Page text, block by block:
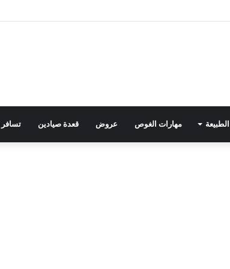
التحرير في وفاة والد زوجته
مهارات الغوص عروض قعدة صيادين تسافر